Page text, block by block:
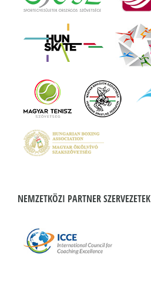
NEMZETKÖZI PARTNER SZERVEZETEK